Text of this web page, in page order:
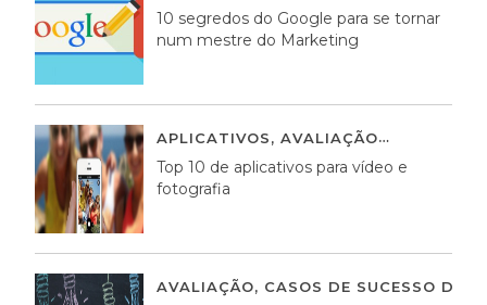
10 segredos do Google para se tornar
num mestre do Marketing
APLICATIVOS, AVALIAÇÃO
Top 10 de aplicativos para vídeo e
fotografia
AVALIAÇÃO, CASOS DE SUCESSO DE